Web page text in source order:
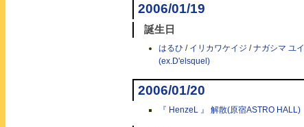
2006/01/19
誕生日
はるひ / イリカワケイジ /ナガシマ ユイ
(ex.D'elsquel)
2006/01/20
『 HenzeL 』 解散(原宿ASTRO HALL)